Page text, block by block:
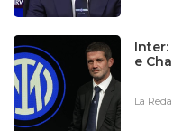
Inter:
e
La